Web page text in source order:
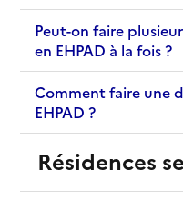
Peut-on faire
en EHPAD à la fois ?
Comment faire une
EHPAD ?
Résidences